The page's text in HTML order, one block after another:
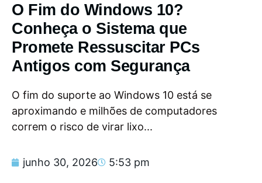
O Fim do Windows 10?
Conheça o Sistema que
Promete Ressuscitar PCs
Antigos com Segurança
O fim do suporte ao Windows 10 está se
aproximando e milhões de computadores
correm o risco de virar lixo...
junho 30, 2026 5:53 pm